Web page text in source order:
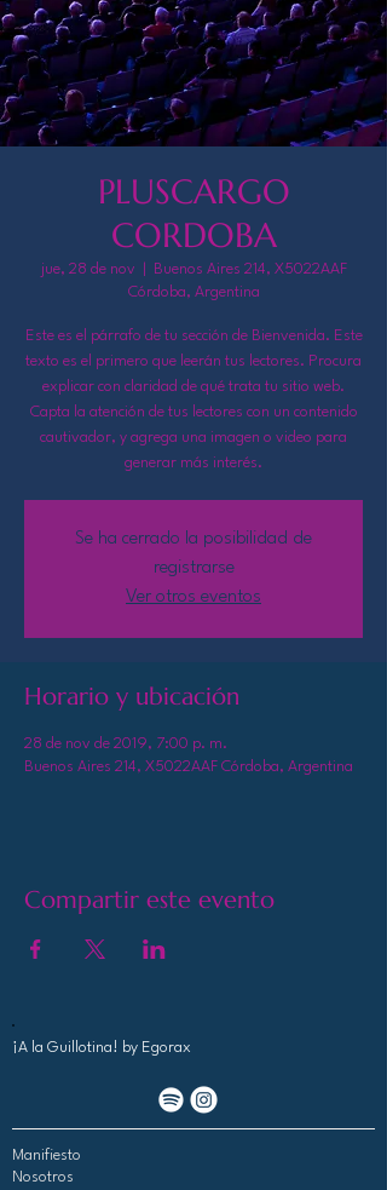
PLUSCARGO
CORDOBA
jue, 28 de nov
Buenos Aires 214, X5022AAF
Córdoba, Argentina
Este es el párrafo de tu sección de Bienvenida. Este
texto es el primero que leerán tus lectores. Procura
explicar con claridad de qué trata tu sitio web.
Capta la atención de tus lectores con un contenido
cautivador, y agrega una imagen o video para
generar más interés.
Se ha cerrado la posibilidad de
registrarse
Ver otros eventos
Horario y ubicación
28 de nov de 2019, 7:00 p. m.
Buenos Aires 214, X5022AAF Córdoba, Argentina
Compartir este evento
¡A la Guillotina! by Egorax
Manifiesto
Nosotros